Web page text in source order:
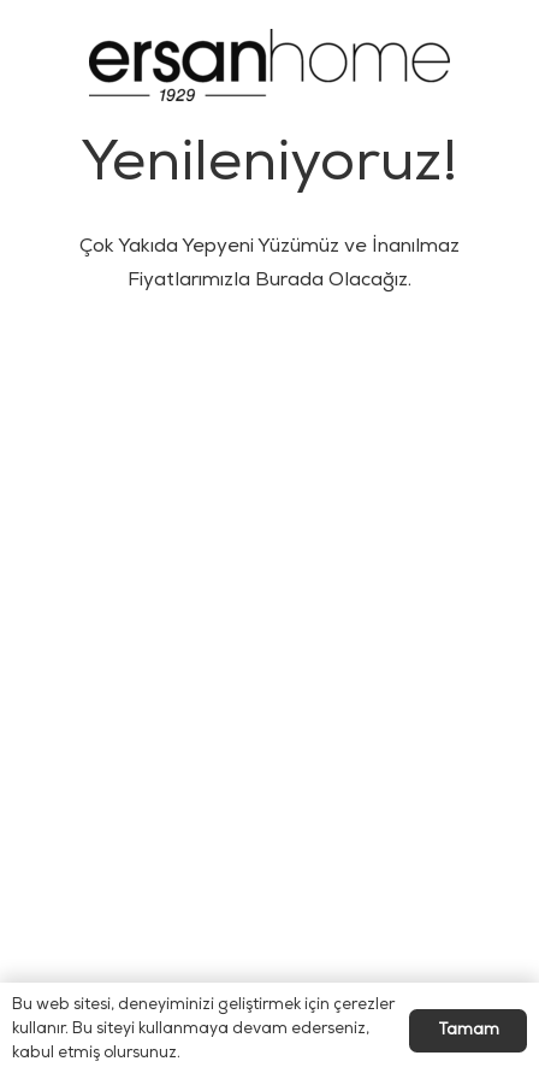
Yenileniyoruz!
Çok Yakıda Yepyeni Yüzümüz ve İnanılmaz
Fiyatlarımızla Burada Olacağız.
Bu web sitesi, deneyiminizi geliştirmek için çerezler
kullanır. Bu siteyi kullanmaya devam ederseniz,
kabul etmiş olursunuz.
Tamam